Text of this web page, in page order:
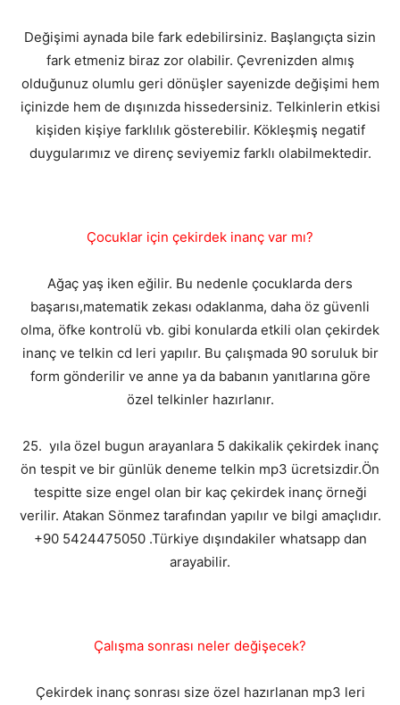
Değişimi aynada bile fark edebilirsiniz. Başlangıçta sizin
fark etmeniz biraz zor olabilir. Çevrenizden almış
olduğunuz olumlu geri dönüşler sayenizde değişimi hem
içinizde hem de dışınızda hissedersiniz. Telkinlerin etkisi
kişiden kişiye farklılık gösterebilir. Kökleşmiş negatif
duygularımız ve direnç seviyemiz farklı olabilmektedir.
Çocuklar için çekirdek inanç var mı?
Ağaç yaş iken eğilir. Bu nedenle çocuklarda ders
başarısı,matematik zekası odaklanma, daha öz güvenli
olma, öfke kontrolü vb. gibi konularda etkili olan çekirdek
inanç ve telkin cd leri yapılır. Bu çalışmada 90 soruluk bir
form gönderilir ve anne ya da babanın yanıtlarına göre
özel telkinler hazırlanır.
25. yıla özel bugun arayanlara 5 dakikalik çekirdek inanç
ön tespit ve bir günlük deneme telkin mp3 ücretsizdir.Ön
tespitte size engel olan bir kaç çekirdek inanç örneği
verilir. Atakan Sönmez tarafından yapılır ve bilgi amaçlıdır.
+90 5424475050 .Türkiye dışındakiler whatsapp dan
arayabilir.
Çalışma sonrası neler değişecek?
Çekirdek inanç sonrası size özel hazırlanan mp3 leri